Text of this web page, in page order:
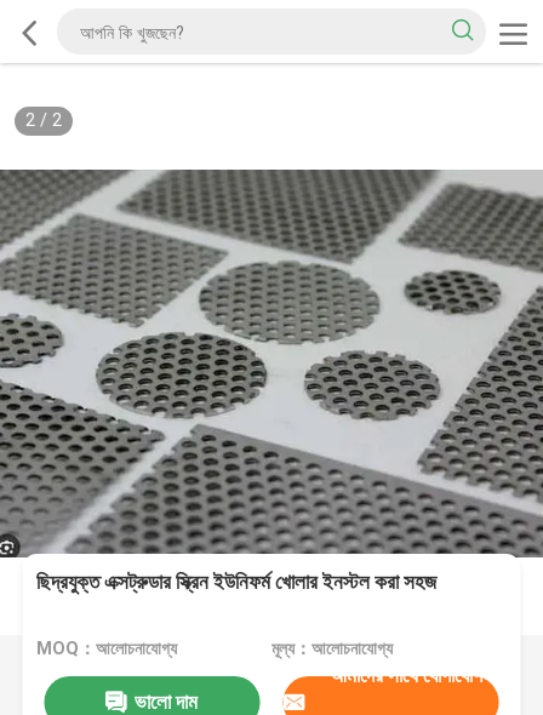
2/ 2
ছিদ্রযুক্ত এক্সট্রুডার স্ক্রিন ইউনিফর্ম খোলার ইনস্টল করা সহজ
MOQ：আলোচনাযোগ্য মূল্য：আলোচনাযোগ্য
ভালো দাম
আমাদের সাথে যোগাযোগ